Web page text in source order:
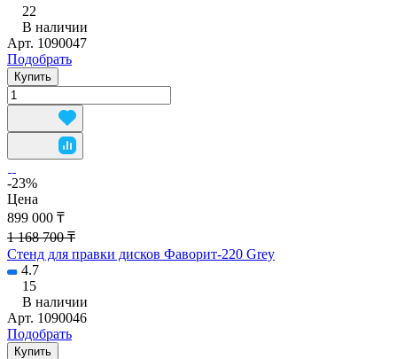
22
В наличии
Арт. 1090047
Подобрать
Купить
-23%
Цена
899 000 ₸
1 168 700 ₸
Стенд для правки дисков Фаворит-220 Grey
4.7
15
В наличии
Арт. 1090046
Подобрать
Купить